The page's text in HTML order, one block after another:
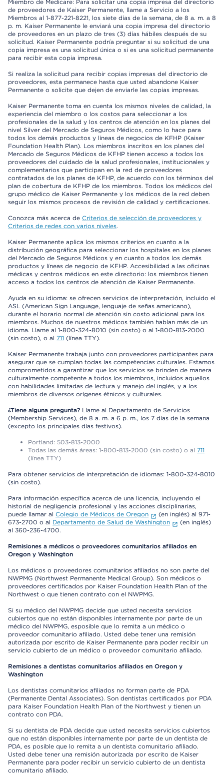
Miembro de Medicare: Para solicitar una copia impresa del directorio
de proveedores de Kaiser Permanente, llame a Servicio a los
Miembros al 1-877-221-8221, los siete días de la semana, de 8 a. m. a 8
p. m. Kaiser Permanente le enviará una copia impresa del directorio
de proveedores en un plazo de tres (3) días hábiles después de su
solicitud. Kaiser Permanente podría preguntar si su solicitud de una
copia impresa es una solicitud única o si es una solicitud permanente
para recibir esta copia impresa.
Si realiza la solicitud para recibir copias impresas del directorio de
proveedores, esta permanece hasta que usted abandone Kaiser
Permanente o solicite que dejen de enviarle las copias impresas.
Kaiser Permanente toma en cuenta los mismos niveles de calidad, la
experiencia del miembro o los costos para seleccionar a los
profesionales de la salud y los centros de atención en los planes del
nivel Silver del Mercado de Seguros Médicos, como lo hace para
todos los demás productos y líneas de negocios de KFHP (Kaiser
Foundation Health Plan). Los miembros inscritos en los planes del
Mercado de Seguros Médicos de KFHP tienen acceso a todos los
proveedores del cuidado de la salud profesionales, institucionales y
complementarios que participan en la red de proveedores
contratados de los planes de KFHP, de acuerdo con los términos del
plan de cobertura de KFHP de los miembros. Todos los médicos del
grupo médico de Kaiser Permanente y los médicos de la red deben
seguir los mismos procesos de revisión de calidad y certificaciones.
Conozca más acerca de Criterios de selección de proveedores y
Criterios de redes con varios niveles.
Kaiser Permanente aplica los mismos criterios en cuanto a la
distribución geográfica para seleccionar los hospitales en los planes
del Mercado de Seguros Médicos y en cuanto a todos los demás
productos y líneas de negocio de KFHP. Accesibilidad a las oficinas
médicas y centros médicos en este directorio: los miembros tienen
acceso a todos los centros de atención de Kaiser Permanente.
Ayuda en su idioma: se ofrecen servicios de interpretación, incluido el
ASL (American Sign Language, lenguaje de señas americano),
durante el horario normal de atención sin costo adicional para los
miembros. Muchos de nuestros médicos también hablan más de un
idioma. Llame al 1-800-324-8010 (sin costo) o al 1-800-813-2000
(sin costo), o al 711 (línea TTY).
Kaiser Permanente trabaja junto con proveedores participantes para
asegurar que se cumplan todas las competencias culturales. Estamos
comprometidos a garantizar que los servicios se brinden de manera
culturalmente competente a todos los miembros, incluidos aquellos
con habilidades limitadas de lectura y manejo del inglés, y a los
miembros de diversos orígenes étnicos y culturales.
¿Tiene alguna pregunta? Llame al Departamento de Servicios
(Membership Services), de 8 a. m. a 6 p. m., los 7 días de la semana
(excepto los principales días festivos).
Portland: 503-813-2000
Todas las demás áreas: 1-800-813-2000 (sin costo) o al 711
(línea TTY)
Para obtener servicios de interpretación de idiomas: 1-800-324-8010
(sin costo).
Para información específica acerca de una licencia, incluyendo el
historial de negligencia profesional y las acciones disciplinarias,
puede llamar al Colegio de Médicos de Oregon
(en inglés) al 971-
673-2700 o al Departamento de Salud de Washington
(en inglés)
al 360-236-4700.
Remisiones a médicos o proveedores comunitarios afiliados en
Oregon y Washington
Los médicos o proveedores comunitarios afiliados no son parte del
NWPMG (Northwest Permanente Medical Group). Son médicos o
proveedores certificados por Kaiser Foundation Health Plan of the
Northwest o que tienen contrato con el NWPMG.
Si su médico del NWPMG decide que usted necesita servicios
cubiertos que no están disponibles internamente por parte de un
médico del NWPMG, esposible que lo remita a un médico o
proveedor comunitario afiliado. Usted debe tener una remisión
autorizada por escrito de Kaiser Permanente para poder recibir un
servicio cubierto de un médico o proveedor comunitario afiliado.
Remisiones a dentistas comunitarios afiliados en Oregon y
Washington
Los dentistas comunitarios afiliados no forman parte de PDA
(Permanente Dental Associates). Son dentistas certificados por PDA
para Kaiser Foundation Health Plan of the Northwest y tienen un
contrato con PDA.
Si su dentista de PDA decide que usted necesita servicios cubiertos
que no están disponibles internamente por parte de un dentista de
PDA, es posible que lo remita a un dentista comunitario afiliado.
Usted debe tener una remisión autorizada por escrito de Kaiser
Permanente para poder recibir un servicio cubierto de un dentista
comunitario afiliado.